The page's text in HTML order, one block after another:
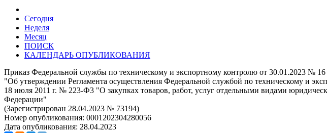
Сегодня
Неделя
Месяц
ПОИСК
КАЛЕНДАРЬ ОПУБЛИКОВАНИЯ
Приказ Федеральной службы по техническому и экспортному контролю от 30.01.2023 № 16
"Об утверждении Регламента осуществления Федеральной службой по техническому и
18 июля 2011 г. № 223-Ф3 "О закупках товаров, работ, услуг отдельными видами
Федерации"
(Зарегистрирован 28.04.2023 № 73194)
Номер опубликования: 0001202304280056
Дата опубликования: 28.04.2023